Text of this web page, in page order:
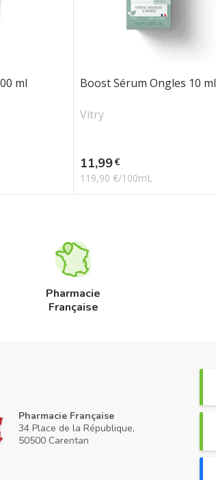
ml Boost Sérum Ongles 10 ml
Vitry
Prix
11,99€
119,90 €/100mL
Pharmacie
Française
Pharmacie Française
34 Place de la République,
50500 Carentan